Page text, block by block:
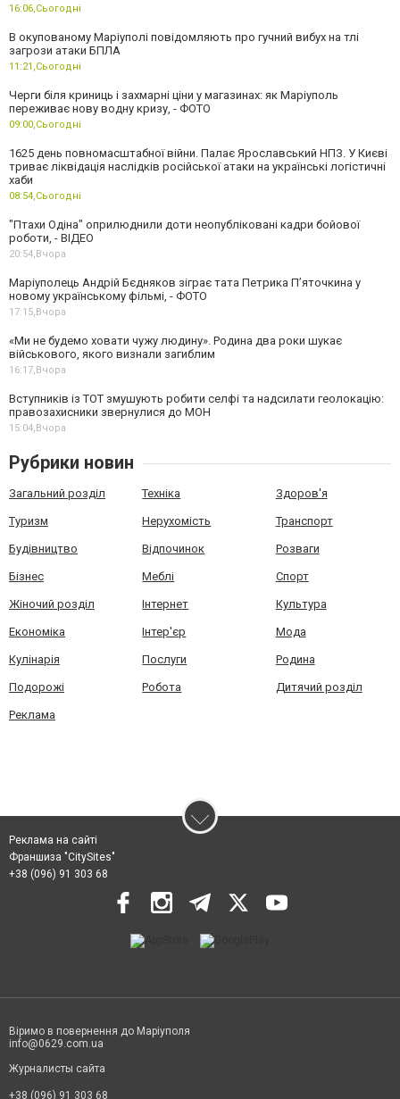
16:06,Сьогодні
В окупованому Маріуполі повідомляють про гучний вибух на тлі
загрози атаки БПЛА
11:21,Сьогодні
Черги біля криниць і захмарні ціни у магазинах: як Маріуполь
переживає нову водну кризу, - ФОТО
09:00,Сьогодні
1625 день повномасштабної війни. Палає Ярославський НПЗ. У Києві
триває ліквідація наслідків російської атаки на українські логістичні
хаби
08:54,Сьогодні
"Птахи Одіна" оприлюднили доти неопубліковані кадри бойової
роботи, - ВІДЕО
20:54,Вчора
Маріуполець Андрій Бєдняков зіграє тата Петрика П’яточкина у
новому українському фільмі, - ФОТО
17:15,Вчора
«Ми не будемо ховати чужу людину». Родина два роки шукає
військового, якого визнали загиблим
16:17,Вчора
Вступників із ТОТ змушують робити селфі та надсилати геолокацію:
правозахисники звернулися до МОН
15:04,Вчора
Рубрики новин
Загальний розділ Техніка Здоров'я
Туризм Нерухомість Транспорт
Будівництво Відпочинок Розваги
Бізнес Меблі Спорт
Жіночий розділ Інтернет Культура
Економіка Інтер'єр Мода
Кулінарія Послуги Родина
Подорожі Робота Дитячий розділ
Реклама
Реклама на сайті
Франшиза "CitySites"
+38 (096) 91 303 68
Віримо в повернення до Маріуполя
info@0629.com.ua
Журналисты сайта
+38 (096) 91 303 68